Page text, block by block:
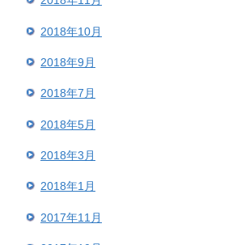
2018年10月
2018年9月
2018年7月
2018年5月
2018年3月
2018年1月
2017年11月